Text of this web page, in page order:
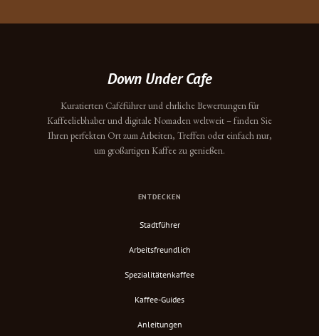
Down Under Cafe
Kuratierten Caféführer und ehrliche Bewertungen für
Kaffeeliebhaber und digitale Nomaden weltweit – finden Sie
Ihren perfekten Ort zum Arbeiten, Treffen oder einfach nur,
um großartigen Kaffee zu genießen.
ENTDECKEN
Stadtführer
Arbeitsfreundlich
Spezialitätenkaffee
Kaffee-Guides
Anleitungen